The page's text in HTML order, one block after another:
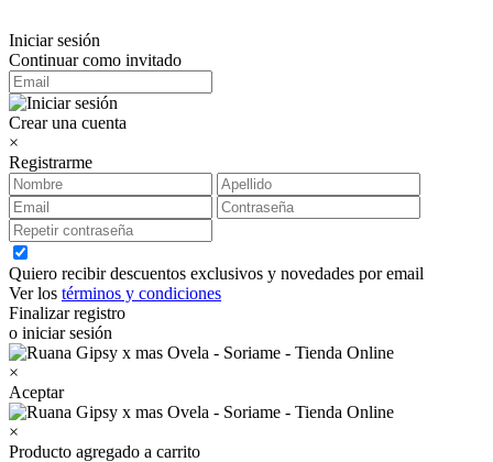
Iniciar sesión
Continuar como invitado
Crear una cuenta
×
Registrarme
Quiero recibir descuentos exclusivos y novedades por email
Ver los términos y condiciones
Finalizar registro
o iniciar sesión
×
Aceptar
×
Producto agregado a carrito